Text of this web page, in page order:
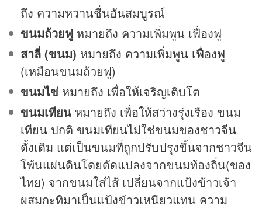
ถึง ความหวานชื่นอันสมบูรณ์
ขนมถ้วยฟู หมายถึง ความเพิ่มพูน เฟื่องฟู
สาลี่ (ขนม) หมายถึง ความเพิ่มพูน เฟื่องฟู
(เหมือนขนมถ้วยฟู)
ขนมไข่ หมายถึง เพื่อให้เจริญเติบโต
ขนมเทียน หมายถึง เพื่อให้สว่างรุ่งเรือง ขนม
เทียน ปกติ ขนมเทียนไม่ใช่ขนมของชาวจีน
ดั้งเดิม แต่เป็นขนมที่ถูกปรับปรุงขึ้นจากชาวจีน
โพ้นแผ่นดินโดยดัดแปลงจากขนมท้องถิ่น(ของ
ไทย) จากขนมใส่ไส้ เปลี่ยนจากแป้งข้าวเจ้า
ผสมกะทิมาเป็นแป้งข้าวเหนียวแทน ความ